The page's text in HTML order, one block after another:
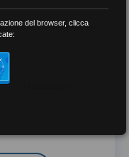
del browser, clicca